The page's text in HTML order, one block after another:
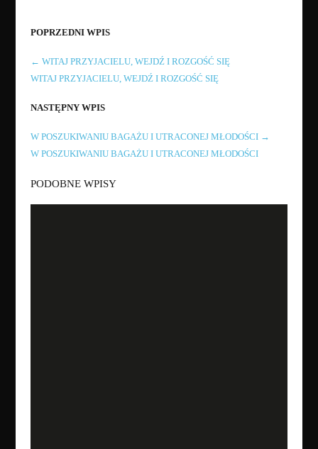
POPRZEDNI WPIS
← WITAJ PRZYJACIELU, WEJDŹ I ROZGOŚĆ SIĘ
WITAJ PRZYJACIELU, WEJDŹ I ROZGOŚĆ SIĘ
NASTĘPNY WPIS
W POSZUKIWANIU BAGAŻU I UTRACONEJ MŁODOŚCI →
W POSZUKIWANIU BAGAŻU I UTRACONEJ MŁODOŚCI
PODOBNE WPISY